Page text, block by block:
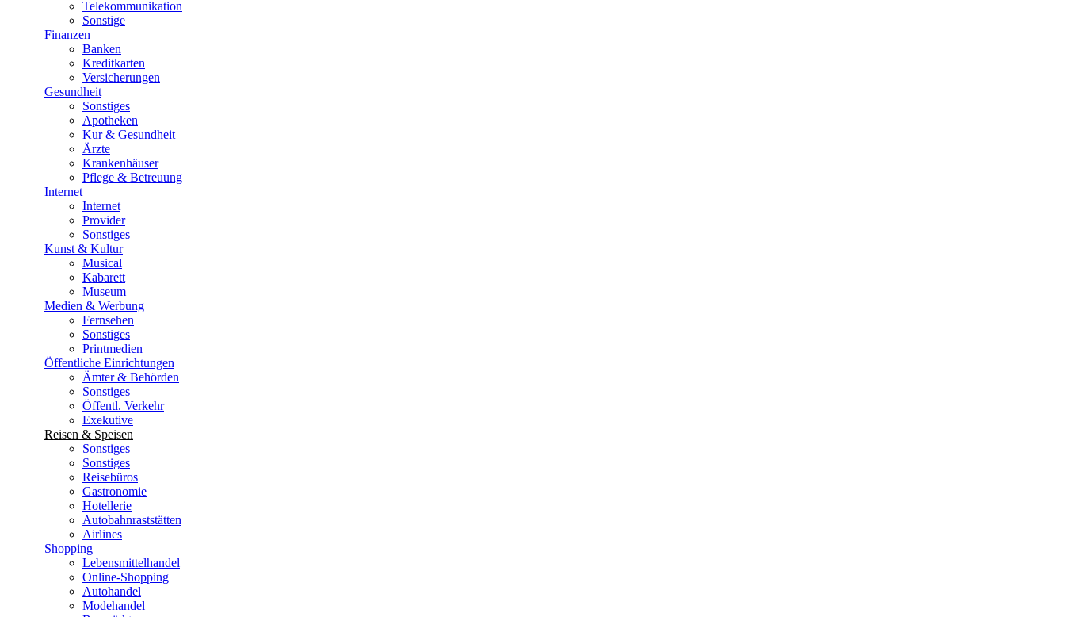
Telekommunikation
Sonstige
Finanzen
Banken
Kreditkarten
Versicherungen
Gesundheit
Sonstiges
Apotheken
Kur & Gesundheit
Ärzte
Krankenhäuser
Pflege & Betreuung
Internet
Internet
Provider
Sonstiges
Kunst & Kultur
Musical
Kabarett
Museum
Medien & Werbung
Fernsehen
Sonstiges
Printmedien
Öffentliche Einrichtungen
Ämter & Behörden
Sonstiges
Öffentl. Verkehr
Exekutive
Reisen & Speisen
Sonstiges
Sonstiges
Reisebüros
Gastronomie
Hotellerie
Autobahnraststätten
Airlines
Shopping
Lebensmittelhandel
Online-Shopping
Autohandel
Modehandel